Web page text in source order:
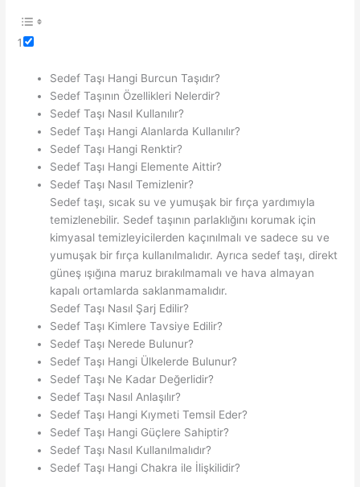
1
Sedef Taşı Hangi Burcun Taşıdır?
Sedef Taşının Özellikleri Nelerdir?
Sedef Taşı Nasıl Kullanılır?
Sedef Taşı Hangi Alanlarda Kullanılır?
Sedef Taşı Hangi Renktir?
Sedef Taşı Hangi Elemente Aittir?
Sedef Taşı Nasıl Temizlenir?
Sedef taşı, sıcak su ve yumuşak bir fırça yardımıyla
temizlenebilir. Sedef taşının parlaklığını korumak için
kimyasal temizleyicilerden kaçınılmalı ve sadece su ve
yumuşak bir fırça kullanılmalıdır. Ayrıca sedef taşı, direkt
güneş ışığına maruz bırakılmamalı ve hava almayan
kapalı ortamlarda saklanmamalıdır.
Sedef Taşı Nasıl Şarj Edilir?
Sedef Taşı Kimlere Tavsiye Edilir?
Sedef Taşı Nerede Bulunur?
Sedef Taşı Hangi Ülkelerde Bulunur?
Sedef Taşı Ne Kadar Değerlidir?
Sedef Taşı Nasıl Anlaşılır?
Sedef Taşı Hangi Kıymeti Temsil Eder?
Sedef Taşı Hangi Güçlere Sahiptir?
Sedef Taşı Nasıl Kullanılmalıdır?
Sedef Taşı Hangi Chakra ile İlişkilidir?